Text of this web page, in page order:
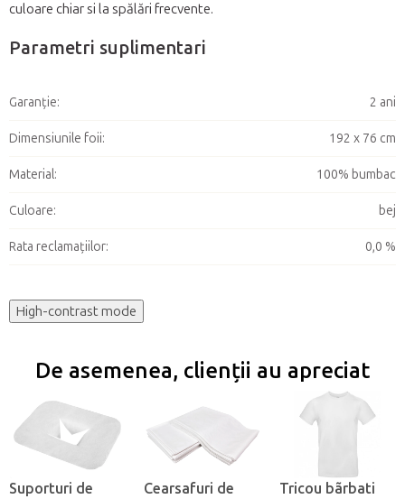
culoare chiar si la spălări frecvente.
Parametri suplimentari
Garanţie: 2 ani
Dimensiunile foii: 192 x 76 cm
Material: 100% bumbac
Culoare: bej
Rata reclamațiilor: 0,0 %
High-contrast mode
De asemenea, clienții au apreciat
Suporturi de
Cearsafuri de
Tricou bãrbati